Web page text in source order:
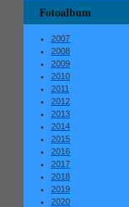
Fotoalbum
2007
2008
2009
2010
2011
2012
2013
2014
2015
2016
2017
2018
2019
2020